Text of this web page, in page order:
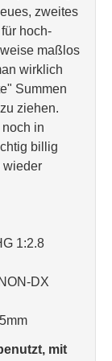
zweites
hoch-
maßlos
wirklich
Summen
ziehen.
in
billig
wieder
1:2.8
DX
mit